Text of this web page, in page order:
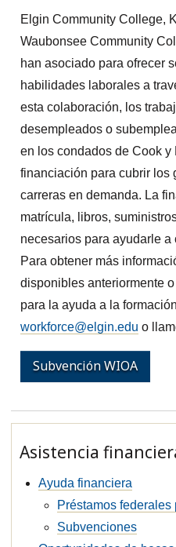
Elgin Community College,
Waubonsee Community
han asociado para ofrecer
habilidades laborales a
esta colaboración, los
desempleados o
en los condados de Cook y
financiación para cubrir los
carreras en demanda. La
matrícula, libros,
necesarios para ayudarle a
Para obtener más
disponibles anteriormente
para la ayuda a la
workforce@elgin.edu o
Subvención WIOA
Asistencia
Ayuda financiera
Préstamos
Subvenciones